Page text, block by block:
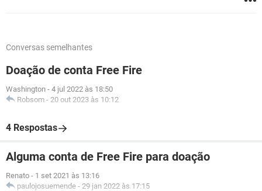
Conversas semelhantes
Doação de conta Free Fire
Washington - 4 jul 2022 às 18:50
Robsom - 20 out 2023 às 10:12
4 Respostas
Alguma conta de Free Fire para doação
Renato - 1 set 2021 às 13:16
paulojosuemende - 29 jan 2022 às 17:15